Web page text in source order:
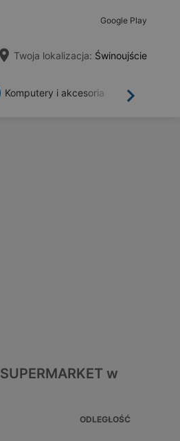
Google Play
Twoja lokalizacja: Świnoujście
Dalej
Komputery i akcesoria
w
ODLEGŁOŚĆ